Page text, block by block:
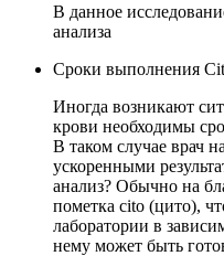
В данное
анализа
Сроки выполнения
Иногда возникают
крови необходимы
В таком случае врач
ускоренными
анализ? Обычно на
пометка cito (цито),
лаборатории в
нему может быть